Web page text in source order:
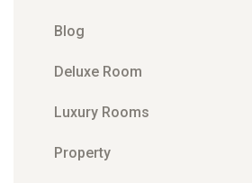
Blog
Deluxe Room
Luxury Rooms
Property